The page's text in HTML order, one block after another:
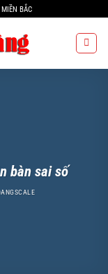
BẮC
bàn sai số